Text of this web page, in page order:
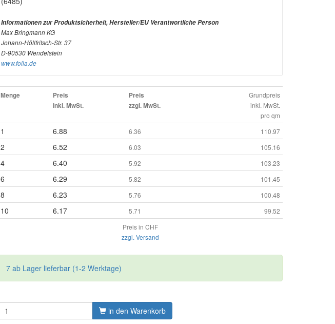
Informationen zur Produktsicherheit, Hersteller/EU Verantwortliche Person
Max Bringmann KG
Johann-Höllfritsch-Str. 37
D-90530 Wendelstein
www.folia.de
Menge
Preis
inkl. MwSt.
Preis
zzgl. MwSt.
Grundpreis
inkl. MwSt.
pro qm
1 6.88 6.36 110.97
2 6.52 6.03 105.16
4 6.40 5.92 103.23
6 6.29 5.82 101.45
8 6.23 5.76 100.48
10 6.17 5.71
99.52
Preis in CHF
zzgl. Versand
7 ab Lager lieferbar (1-2 Werktage)
in den Warenkorb